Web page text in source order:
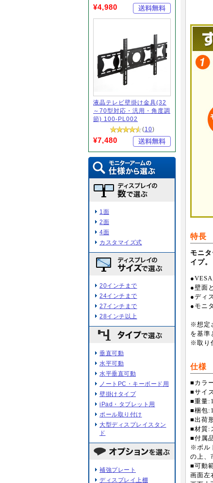
¥4,980
液晶テレビ壁掛け金具(32
～70型対応・汎用・角度調
節) 100-PL002
(10)
¥7,480
1面
2面
4面
カスタマイズ式
20インチまで
24インチまで
27インチまで
28インチ以上
垂直可動
水平可動
水平垂直可動
ノートPC・キーボード用
壁掛けタイプ
iPad・タブレット用
ポール取り付け
大型ディスプレイスタン
ド
補強プレート
ディスプレイ上棚
特長
モニ
イプ。
●壁面
●ディ
●モニ
※想定
を基準
※取り
仕様
■カラ
■サイ
■重量
■梱包
■出荷
■材質:
■付属
※ボル
の上、
■可動
画面左